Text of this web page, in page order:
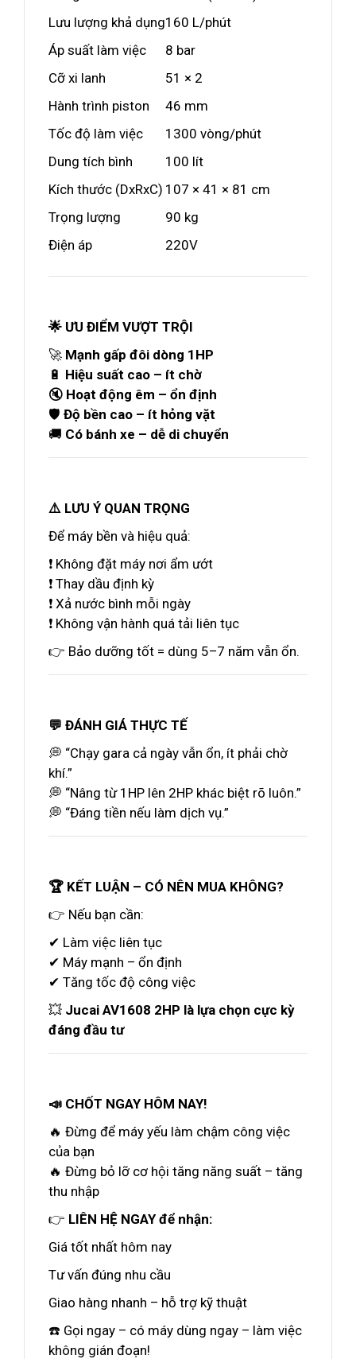
Lưu lượng khả dụng160 L/phút
Áp suất làm việc
8 bar
Cỡ xi lanh
51 × 2
Hành trình piston
46 mm
Tốc độ làm việc
1300 vòng/phút
Dung tích bình
100 lít
Kích thước (DxRxC) 107 × 41 × 81 cm
Trọng lượng
90 kg
Điện áp
220V
🌟 ƯU ĐIỂM VƯỢT TRỘI
🚀 Mạnh gấp đôi dòng 1HP
🔋 Hiệu suất cao – ít chờ
🔇 Hoạt động êm – ổn định
🛡️ Độ bền cao – ít hỏng vặt
🚚 Có bánh xe – dễ di chuyển
⚠️ LƯU Ý QUAN TRỌNG
Để máy bền và hiệu quả:
❗ Không đặt máy nơi ẩm ướt
❗ Thay dầu định kỳ
❗ Xả nước bình mỗi ngày
❗ Không vận hành quá tải liên tục
👉 Bảo dưỡng tốt = dùng 5–7 năm vẫn ổn.
💬 ĐÁNH GIÁ THỰC TẾ
💭 “Chạy gara cả ngày vẫn ổn, ít phải chờ
khí.”
💭 “Nâng từ 1HP lên 2HP khác biệt rõ luôn.”
💭 “Đáng tiền nếu làm dịch vụ.”
🏆 KẾT LUẬN – CÓ NÊN MUA KHÔNG?
👉 Nếu bạn cần:
✔ Làm việc liên tục
✔ Máy mạnh – ổn định
✔ Tăng tốc độ công việc
💥 Jucai AV1608 2HP là lựa chọn cực kỳ
đáng đầu tư
📣 CHỐT NGAY HÔM NAY!
🔥 Đừng để máy yếu làm chậm công việc
của bạn
🔥 Đừng bỏ lỡ cơ hội tăng năng suất – tăng
thu nhập
👉 LIÊN HỆ NGAY để nhận:
Giá tốt nhất hôm nay
Tư vấn đúng nhu cầu
Giao hàng nhanh – hỗ trợ kỹ thuật
☎️ Gọi ngay – có máy dùng ngay – làm việc
không gián đoạn!